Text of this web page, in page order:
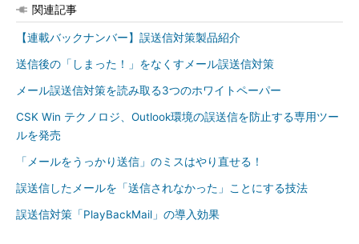
関連記事
【連載バックナンバー】誤送信対策製品紹介
送信後の「しまった！」をなくすメール誤送信対策
メール誤送信対策を読み取る3つのホワイトペーパー
CSK Win テクノロジ、Outlook環境の誤送信を防止する専用ツー
ルを発売
「メールをうっかり送信」のミスはやり直せる！
誤送信したメールを「送信されなかった」ことにする技法
誤送信対策「PlayBackMail」の導入効果